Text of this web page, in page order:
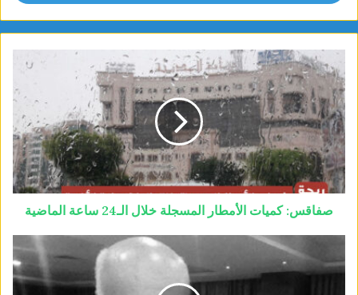
صفاقس: كميات الأمطار المسجلة خلال الـ24 ساعة الماضية